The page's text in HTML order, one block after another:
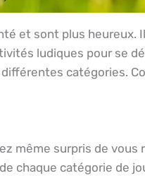
et sont plus heureux.
ludiques pour se
catégories.
même surpris de
chaque catégorie de